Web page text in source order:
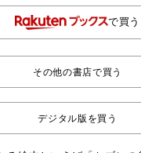
で買う
その他の書店で買う
デジタル版を買う